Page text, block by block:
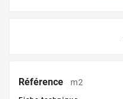
Référence m2